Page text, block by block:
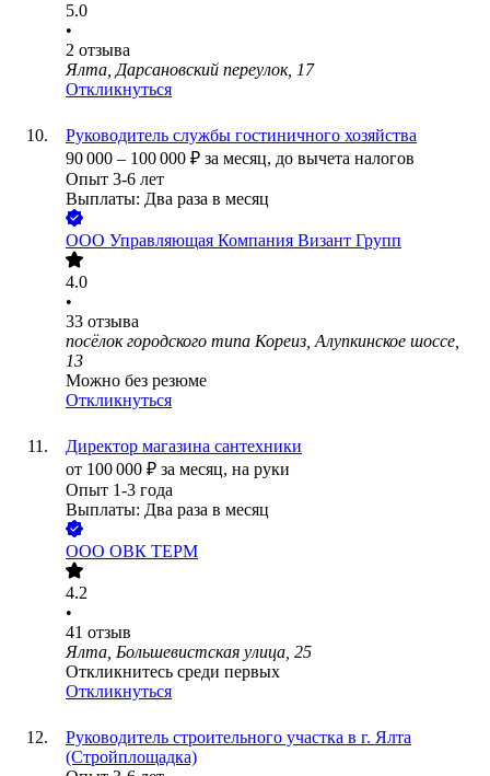
5.0
•
2 отзыва
Ялта, Дарсановский переулок, 17
Откликнуться
Руководитель службы гостиничного хозяйства
90 000 – 100 000 ₽ за месяц, до вычета налогов
Опыт 3-6 лет
Выплаты: Два раза в месяц
ООО Управляющая Компания Визант Групп
4.0
•
33 отзыва
посёлок городского типа Кореиз, Алупкинское шоссе,
13
Можно без резюме
Откликнуться
Директор магазина сантехники
от 100 000 ₽ за месяц, на руки
Опыт 1-3 года
Выплаты: Два раза в месяц
ООО ОВК ТЕРМ
4.2
•
41 отзыв
Ялта, Большевистская улица, 25
Откликнитесь среди первых
Откликнуться
Руководитель строительного участка в г. Ялта
(Стройплощадка)